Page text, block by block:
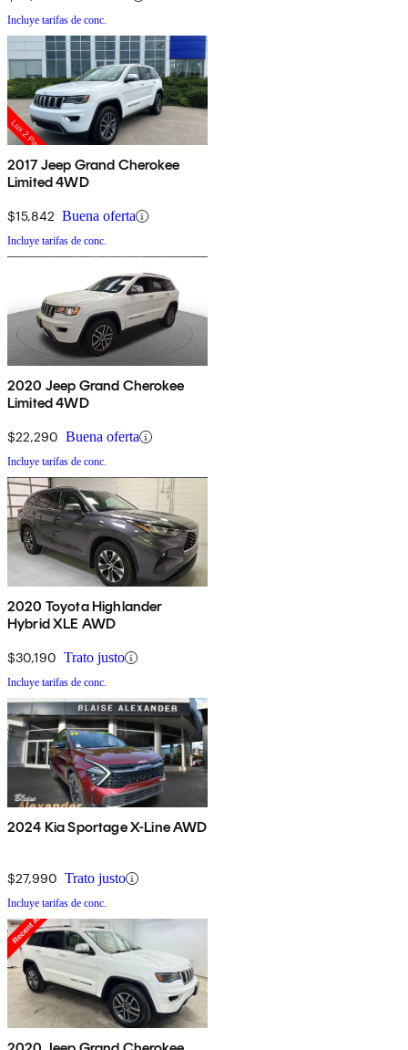
Incluye tarifas de conc.
2017 Jeep Grand Cherokee
Limited 4WD
$15,842 Buena oferta
Incluye tarifas de conc.
2020 Jeep Grand Cherokee
Limited 4WD
$22,290 Buena oferta
Incluye tarifas de conc.
2020 Toyota Highlander
Hybrid XLE AWD
$30,190 Trato justo
Incluye tarifas de conc.
2024 Kia Sportage X-Line AWD
$27,990 Trato justo
Incluye tarifas de conc.